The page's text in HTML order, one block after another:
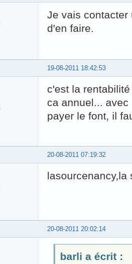
Je vais contacter
d'en faire.
19-08-2011 18:42:53
c'est la
ca annuel...
payer le font, il
20-08-2011 07:19:32
lasourcenancy,la
20-08-2011 20:02:14
barli a écrit :